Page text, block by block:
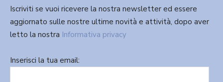
Iscriviti se vuoi ricevere la nostra newsletter ed essere
aggiornato sulle nostre ultime novità e attività, dopo aver
letto la nostra Informativa privacy
Inserisci la tua email: